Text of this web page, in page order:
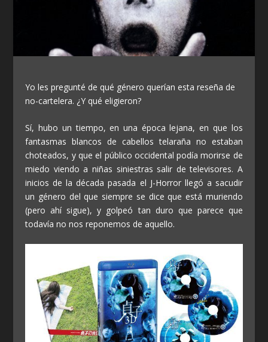
Yo les pregunté de qué género querían esta reseña de
no-cartelera. ¿Y qué eligieron?
Sí, hubo un tiempo, en una época lejana, en que los
fantasmas blancos de cabellos telaraña no estaban
choteados, y que el público occidental podía morirse de
miedo viendo a niñas siniestras salir de televisores. A
inicios de la década pasada el J-Horror llegó a sacudir
un género del que siempre se dice que está muriendo
(pero ahí sigue), y golpeó tan duro que parece que
todavía no nos reponemos de aquello.